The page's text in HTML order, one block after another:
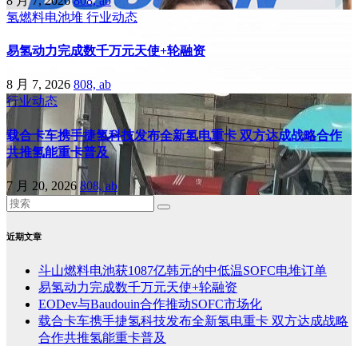
氢燃料电池堆 行业动态
易氢动力完成数千万元天使+轮融资
8 月 7, 2026 808, ab
行业动态
载合卡车携手捷氢科技发布全新氢电重卡 双方达成战略合作
共推氢能重卡普及
7 月 20, 2026808, ab
近期文章
斗山燃料电池获1087亿韩元的中低温SOFC电堆订单
易氢动力完成数千万元天使+轮融资
EODev与Baudouin合作推动SOFC市场化
载合卡车携手捷氢科技发布全新氢电重卡 双方达成战略
合作共推氢能重卡普及